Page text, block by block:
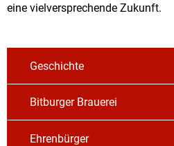
eine vielversprechende Zukunft.
Geschichte
Bitburger Brauerei
Ehrenbürger